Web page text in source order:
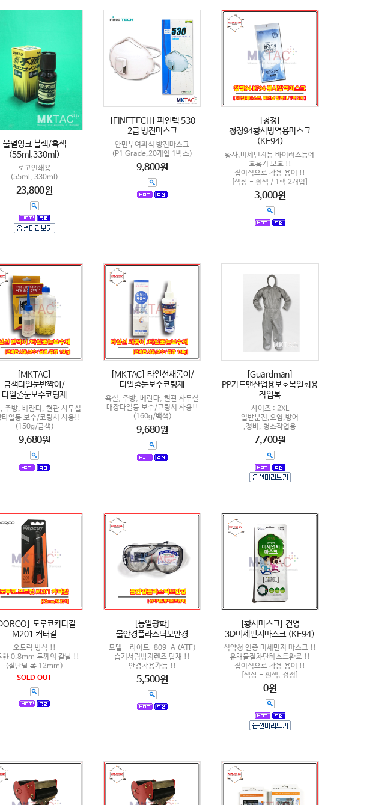
불멸잉크 블랙/흑색
(55ml,330ml)
로고인쇄용
(55ml, 330ml)
23,800원
[FINETECH] 파인텍 530
2급 방진마스크
안면부여과식 방진마스크
(P1 Grade,20개입 1박스)
9,800원
[청정]
청정94황사방역용마스크
(KF94)
황사,미세먼지등 바이러스등에
호흡기 보호 !!
접이식으로 착용 용이 !!
[색상 - 흰색 / 1팩 2개입]
3,000원
[MKTAC]
금색타일눈반짝이/
타일줄눈보수코팅제
주방, 베란다, 현관 사무실
타일등 보수/코팅시 사용!!
(150g/금색)
9,680원
[MKTAC] 타일선새롬이/
타일줄눈보수코팅제
욕실, 주방, 베란다, 현관 사무실
매장타일등 보수/코팅시 사용!!
(160g/백색)
9,680원
[Guardman]
PP가드맨산업용보호복일회용
작업복
사이즈 : 2XL
일반분진,오염,방어
,정비, 청소작업용
7,700원
도루코카타칼
M201 커터칼
오토락 방식 !!
한 0.8mm 두께의 칼날 !!
(절단날 폭 12mm)
SOLD OUT
[동일광학]
물안경플라스틱보안경
모델 - 라이트-809-A (ATF)
습기서림방지렌즈 탑재 !!
안경착용가능 !!
5,500원
[황사마스크] 건영
3D미세먼지마스크 (KF94)
식약청 인증 미세먼지 마스크 !!
유해물질차단테스트완료 !!
접이식으로 착용 용이 !!
[색상 - 흰색, 검정]
0원